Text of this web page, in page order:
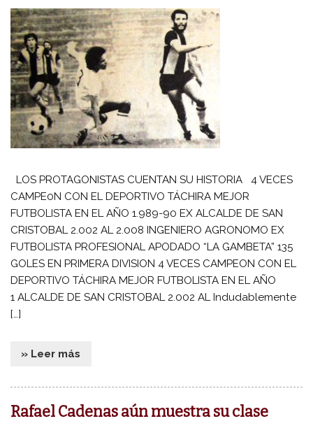
LOS PROTAGONISTAS CUENTAN SU HISTORIA 4 VECES
CAMPE0N CON EL DEPORTIVO TÁCHIRA MEJOR
FUTBOLISTA EN EL AÑO 1.989-90 EX ALCALDE DE SAN
CRISTOBAL 2.002 AL 2.008 INGENIERO AGRONOMO EX
FUTBOLISTA PROFESIONAL APODADO “LA GAMBETA” 135
GOLES EN PRIMERA DIVISION 4 VECES CAMPEON CON EL
DEPORTIVO TÁCHIRA MEJOR FUTBOLISTA EN EL AÑO
1 ALCALDE DE SAN CRISTOBAL 2.002 AL Indudablemente
[…]
» Leer más
Rafael Cadenas aún muestra su clase